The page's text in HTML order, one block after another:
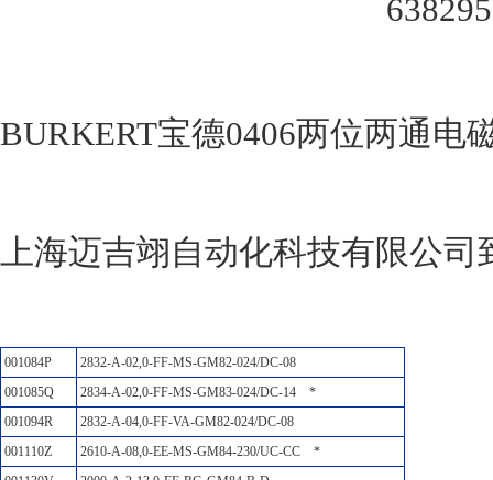
BURKERT宝德0406两位两通电
上海迈吉翊自动化科技有限公司
001084P
2832-A-02,0-FF-MS-GM82-024/DC-08
001085Q
2834-A-02,0-FF-MS-GM83-024/DC-14
*
001094R
2832-A-04,0-FF-VA-GM82-024/DC-08
001110Z
2610-A-08,0-EE-MS-GM84-230/UC-CC
*